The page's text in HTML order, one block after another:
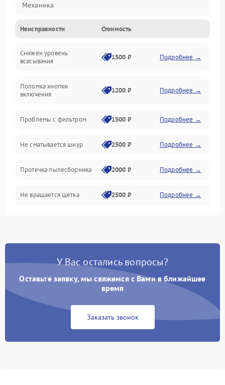
Механика
Электропитание
Всасывание
Неисправности Стоимость
Снижен уровень
всасывания
1500 ₽ Подробнее →
Поломка кнопки
включения
1200 ₽ Подробнее →
Проблемы с фильтром 1500 ₽ Подробнее →
Не сматывается шнур 2500 ₽ Подробнее →
Протечка пылесборника 2000 ₽ Подробнее →
Не вращается щетка 2500 ₽ Подробнее →
Поломка контейнера для
Плохая уборка шерсти
2400 ₽ Подробнее →
У Вас остались вопросы?
Оставьте заявку, мы свяжемся с Вами в ближайшее
время
Заказать звонок